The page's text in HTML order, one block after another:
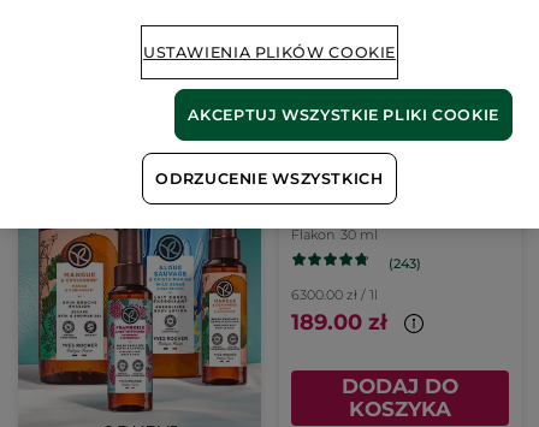
Woda perfumowana
Sur La Lande 30 ml
Flakon 30 ml
(243)
6300.00 zł / 1l
189.00 zł
DODAJ DO
KOSZYKA
USTAWIENIA PLIKÓW COOKIE
ODRZUCENIE WSZYSTKICH
AKCEPTUJ WSZYSTKIE PLIKI COOKIE